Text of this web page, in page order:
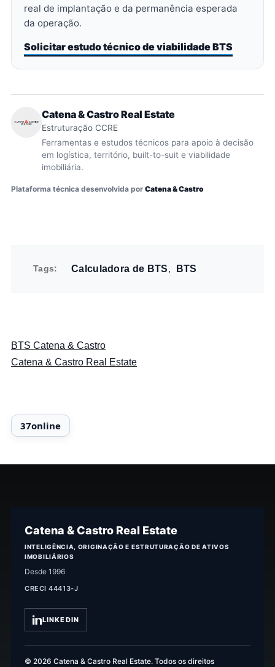
real de implantação e da permanência esperada
da operação.
Solicitar estudo técnico de viabilidade BTS
Catena & Castro Real Estate
Estruturação CCRE
Ferramentas e estudos técnicos para apoio à decisão
em logística, território, built-to-suit e viabilidade
imobiliária.
Plataforma técnica desenvolvida por Catena & Castro
Tags Calculadora de BTS BTS
BTS Catena & Castro
Catena & Castro Real Estate
Catena & Castro Real Estate
INTELIGÊNCIA, ORIGINAÇÃO E ESTRUTURAÇÃO DE ATIVOS
IMOBILIÁRIOS
Desde 1996
CRECI 44413-J
LINKEDIN
© 2026 Catena & Castro Real Estate. Todos os direitos